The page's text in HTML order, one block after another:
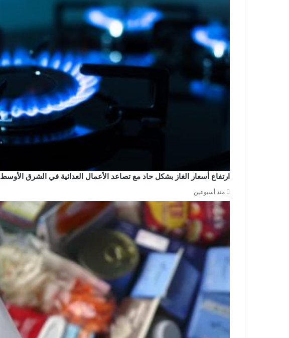
ارتفاع أسعار الغاز بشكل حاد مع تصاعد الأعمال العدائية في الشرق الأوسط
منذ أسبوعين